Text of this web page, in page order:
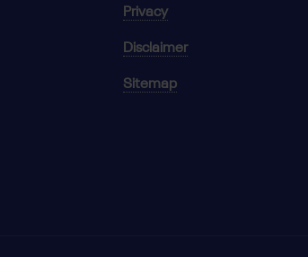
Privacy
Disclaimer
Sitemap